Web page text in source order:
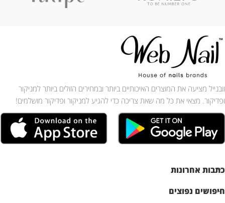
וובנייל מציעה את המוצרים האיכותיים ביותר ובמחירים הזולים ביותר למניקור
ופדיקור. מצאי את כל מה שאת צריכה כדי להגיע למניקור ופדיקור מושלמים!
כתבות אחרונות
חיפושים נפוצים